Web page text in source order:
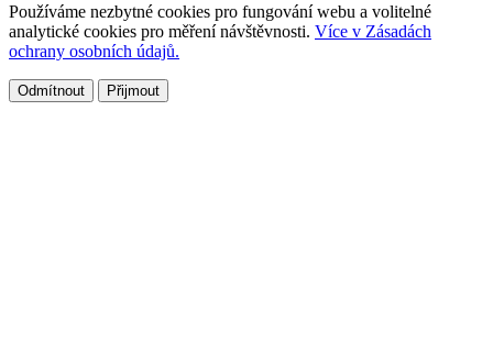
Používáme nezbytné cookies pro fungování webu a volitelné
analytické cookies pro měření návštěvnosti. Více v Zásadách
ochrany osobních údajů.
Odmítnout Přijmout